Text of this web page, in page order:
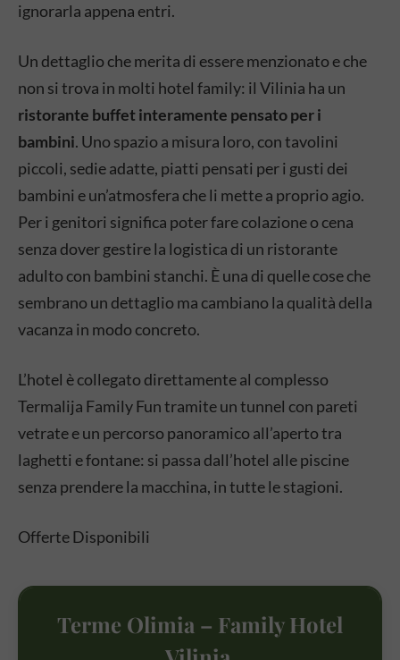
ignorarla appena entri.
Un dettaglio che merita di essere menzionato e che
non si trova in molti hotel family: il Vilinia ha un
ristorante buffet interamente pensato per i
bambini. Uno spazio a misura loro, con tavolini
piccoli, sedie adatte, piatti pensati per i gusti dei
bambini e un’atmosfera che li mette a proprio agio.
Per i genitori significa poter fare colazione o cena
senza dover gestire la logistica di un ristorante
adulto con bambini stanchi. È una di quelle cose che
sembrano un dettaglio ma cambiano la qualità della
vacanza in modo concreto.
L’hotel è collegato direttamente al complesso
Termalija Family Fun tramite un tunnel con pareti
vetrate e un percorso panoramico all’aperto tra
laghetti e fontane: si passa dall’hotel alle piscine
senza prendere la macchina, in tutte le stagioni.
Offerte Disponibili
Terme Olimia – Family Hotel